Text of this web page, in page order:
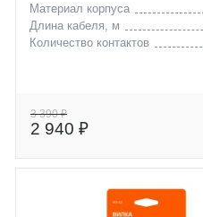
Материал корпуса
Длина кабеля, м
Количество контактов
3 390 ₽
2 940 ₽